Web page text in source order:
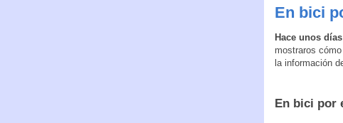
En bici
Hace unos
mostraros
la información
En bici por